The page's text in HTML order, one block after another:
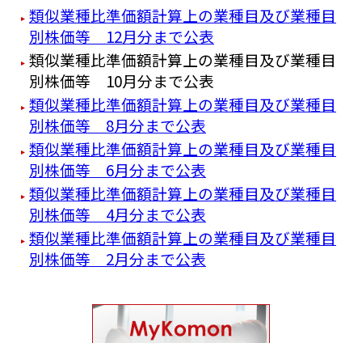
類似業種比準価額計算上の業種目及び業種目
別株価等 12月分まで公表
類似業種比準価額計算上の業種目及び業種目
別株価等 10月分まで公表
類似業種比準価額計算上の業種目及び業種目
別株価等 8月分まで公表
類似業種比準価額計算上の業種目及び業種目
別株価等 6月分まで公表
類似業種比準価額計算上の業種目及び業種目
別株価等 4月分まで公表
類似業種比準価額計算上の業種目及び業種目
別株価等 2月分まで公表